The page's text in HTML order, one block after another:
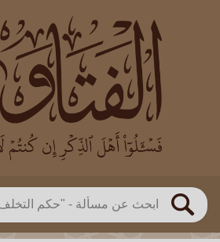
بحث
العالم
بن باز
بن العثيمين
اللجنة الدائمة